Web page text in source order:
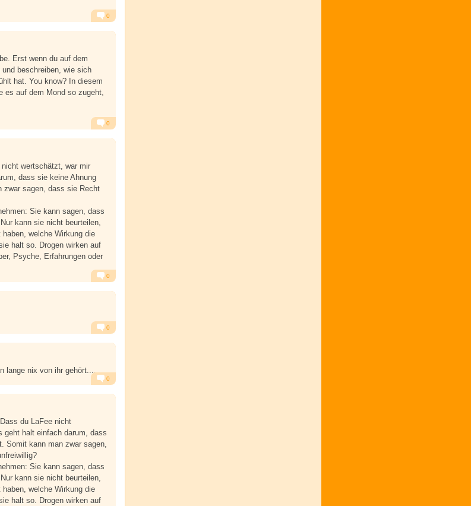
Alarm Antworten
0
Erst wenn du auf dem
beschreiben, wie sich
hat. You know? In diesem
es auf dem Mond so zugeht,
Alarm Antworten
0
wertschätzt, war mir
dass sie keine Ahnung
zwar sagen, dass sie Recht
Sie kann sagen, dass
kann sie nicht beurteilen,
welche Wirkung die
halt so. Drogen wirken auf
Psyche, Erfahrungen oder
Alarm Antworten
0
Alarm Antworten
0
lange nix von ihr gehört....
Alarm Antworten
0
du LaFee nicht
geht halt einfach darum, dass
Somit kann man zwar sagen,
Sie kann sagen, dass
kann sie nicht beurteilen,
welche Wirkung die
halt so. Drogen wirken auf